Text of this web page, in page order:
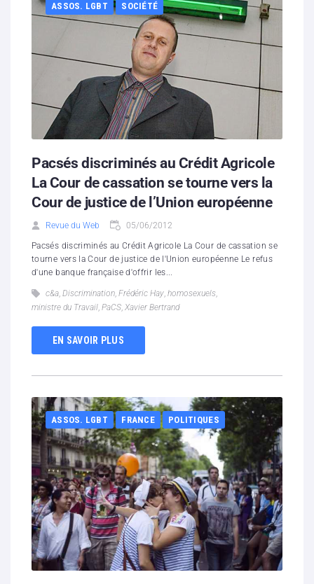
Boutique
Hébergement solidaire
ASSOS. LGBT SOCIÉTÉ
Pacsés discriminés au Crédit Agricole
La Cour de cassation se tourne vers la
Cour de justice de l’Union européenne
Revue du Web 05/06/2012
Pacsés discriminés au Crédit Agricole La Cour de cassation se
tourne vers la Cour de justice de l'Union européenne Le refus
d'une banque française d'offrir les...
c&a, Discrimination, Frédéric Hay, homosexuels,
ministre du Travail, PaCS, Xavier Bertrand
EN SAVOIR PLUS
ASSOS. LGBT FRANCE POLITIQUES